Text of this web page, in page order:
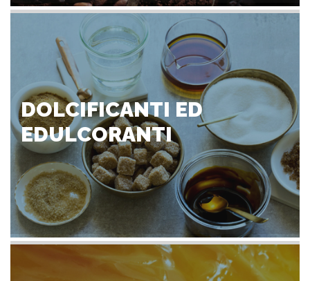
DOLCIFICANTI ED
EDULCORANTI